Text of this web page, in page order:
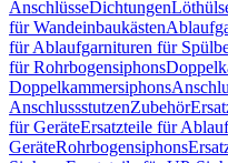
AnschlüsseDichtungen
für Wandeinbaukästen
für Ablaufgarnituren für
für Rohrbogensiphons
Doppelkammersiphons
AnschlussstutzenZubehör
für GeräteErsatzteile für
GeräteRohrbogensiphons